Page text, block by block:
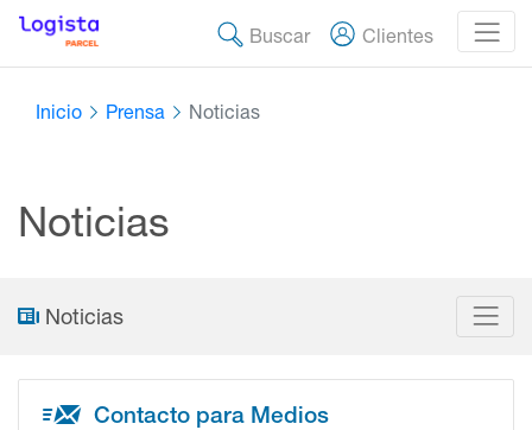
Buscar Clientes
Inicio Prensa Noticias
Noticias
Noticias
Contacto para Medios